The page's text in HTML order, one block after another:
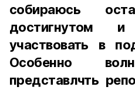
собираюсь
достигнутом
участвовать в
Особенно
представлчть